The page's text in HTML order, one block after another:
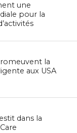
une
pour la
la
aux USA
dans la